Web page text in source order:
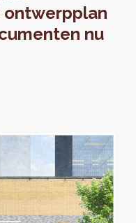
ontwerpplan
nu